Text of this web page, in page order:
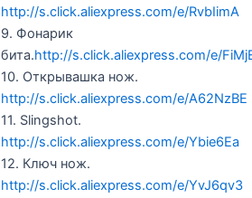
http://s.click.aliexpress.com/e/RvbIimA
9. Фонарик
бита.http://s.click.aliexpress.com/e/
10. Открывашка нож.
http://s.click.aliexpress.com/e/A62NzBE
11. Slingshot.
http://s.click.aliexpress.com/e/Ybie6Ea
12. Ключ нож.
http://s.click.aliexpress.com/e/YvJ6qv3